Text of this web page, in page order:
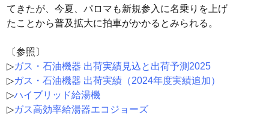
てきたが、今夏、パロマも新規参入に名乗りを上げ
たことから普及拡大に拍車がかかるとみられる。
〔参照〕
▷ガス・石油機器 出荷実績見込と出荷予測2025
▷ガス・石油機器 出荷実績（2024年度実績追加）
▷ハイブリッド給湯機
▷ガス高効率給湯器エコジョーズ